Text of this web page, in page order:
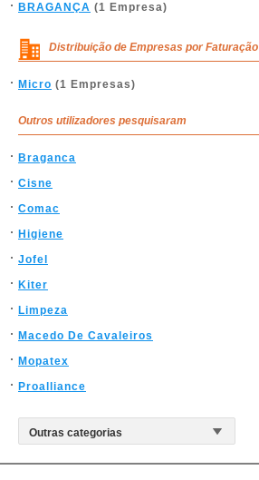
BRAGANÇA (1 Empresa)
Distribuição de Empresas por Faturação
Micro (1 Empresas)
Outros utilizadores pesquisaram
Braganca
Cisne
Comac
Higiene
Jofel
Kiter
Limpeza
Macedo De Cavaleiros
Mopatex
Proalliance